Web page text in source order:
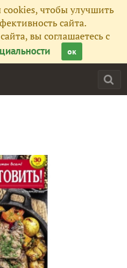
чтобы улучшить
сайта.
вы соглашаетесь с
ок